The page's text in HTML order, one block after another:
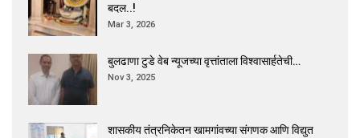
बदल..!
Mar 3, 2026
बुलढाणा टुडे वेब न्यूजच्या वृत्तांताला विश्वासार्हतेची…
Nov 3, 2025
शासकीय तंत्रनिकेतन खामगांवच्या संगणक आणि विद्युत